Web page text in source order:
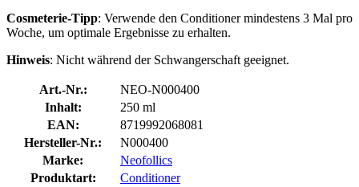
Cosmeterie-Tipp: Verwende den Conditioner mindestens 3 Mal pro
Woche, um optimale Ergebnisse zu erhalten.
Hinweis: Nicht während der Schwangerschaft geeignet.
Art.-Nr.:
NEO-N000400
Inhalt:
250 ml
EAN:
8719992068081
Hersteller-Nr.:
N000400
Marke:
Neofollics
Produktart:
Conditioner